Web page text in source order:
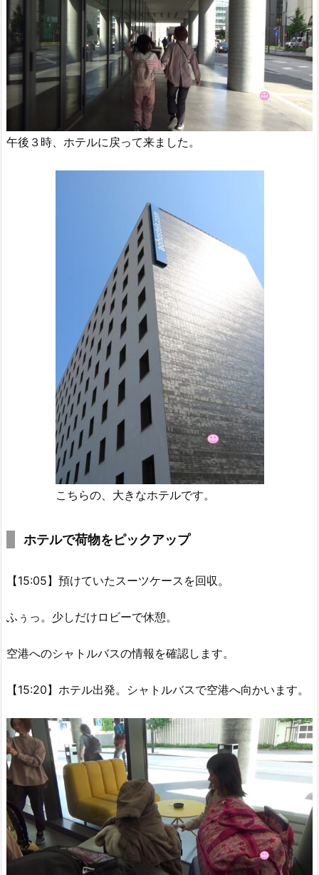
午後３時、ホテルに戻って来ました。
こちらの、大きなホテルです。
ホテルで荷物をピックアップ
【15:05】預けていたスーツケースを回収。
ふぅっ。少しだけロビーで休憩。
空港へのシャトルバスの情報を確認します。
【15:20】ホテル出発。シャトルバスで空港へ向かいます。